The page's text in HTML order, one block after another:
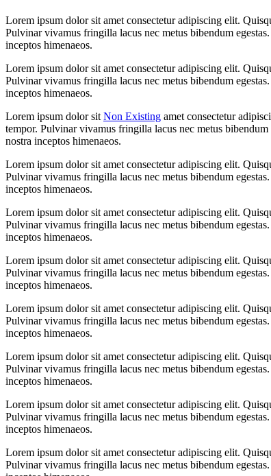
Lorem ipsum dolor sit amet consectetur adipiscing elit.
Pulvinar vivamus fringilla lacus nec metus bibendum
inceptos himenaeos.
Lorem ipsum dolor sit amet consectetur adipiscing elit.
Pulvinar vivamus fringilla lacus nec metus bibendum
inceptos himenaeos.
Lorem ipsum dolor sit Non Existing amet consectetur
tempor. Pulvinar vivamus fringilla lacus nec metus
nostra inceptos himenaeos.
Lorem ipsum dolor sit amet consectetur adipiscing elit.
Pulvinar vivamus fringilla lacus nec metus bibendum
inceptos himenaeos.
Lorem ipsum dolor sit amet consectetur adipiscing elit.
Pulvinar vivamus fringilla lacus nec metus bibendum
inceptos himenaeos.
Lorem ipsum dolor sit amet consectetur adipiscing elit.
Pulvinar vivamus fringilla lacus nec metus bibendum
inceptos himenaeos.
Lorem ipsum dolor sit amet consectetur adipiscing elit.
Pulvinar vivamus fringilla lacus nec metus bibendum
inceptos himenaeos.
Lorem ipsum dolor sit amet consectetur adipiscing elit.
Pulvinar vivamus fringilla lacus nec metus bibendum
inceptos himenaeos.
Lorem ipsum dolor sit amet consectetur adipiscing elit.
Pulvinar vivamus fringilla lacus nec metus bibendum
inceptos himenaeos.
Lorem ipsum dolor sit amet consectetur adipiscing elit.
Pulvinar vivamus fringilla lacus nec metus bibendum